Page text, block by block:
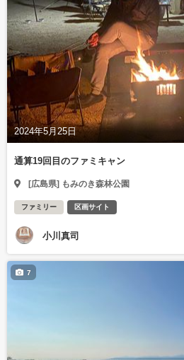
2024年5月25日
通算19回目のファミキャン
[広島県] もみのき森林公園
ファミリー 区画サイト
小川真司
7